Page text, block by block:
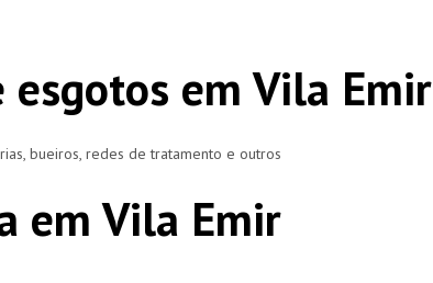
esgotos em Vila Emir
bueiros, redes de tratamento e outros
em Vila Emir